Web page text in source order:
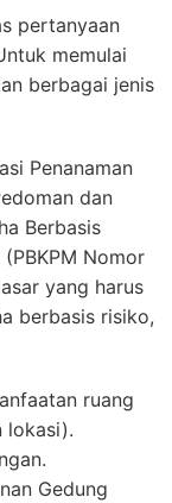
pertanyaan
memulai
berbagai jenis
Penanaman
dan
Berbasis
Nomor
yang harus
berbasis risiko,
ruang
lokasi).
Gedung